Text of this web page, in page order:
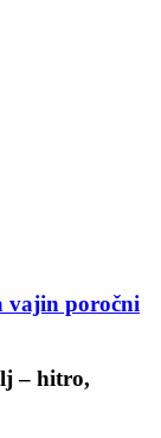
vajin poročni
in
– hitro,